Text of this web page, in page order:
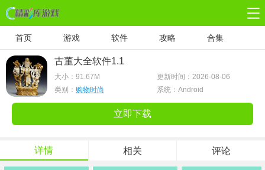
首页 游戏 软件 攻略 合集
古董大全软件1.1
大小： 91.67M
更新时间：2026-08-06
类别： 购物时尚 系统：Android
立即下载
详情 相关 评论